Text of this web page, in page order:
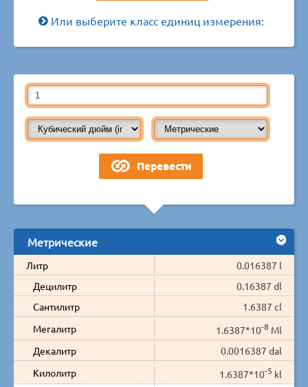
Или выберите класс единиц измерения:
Метрические
Литр
0.016387 l
Децилитр
0.16387 dl
Сантилитр
1.6387 cl
Мегалитр
1.6387*10-8 Ml
Декалитр
0.0016387 dal
Килолитр
1.6387*10-5 kl